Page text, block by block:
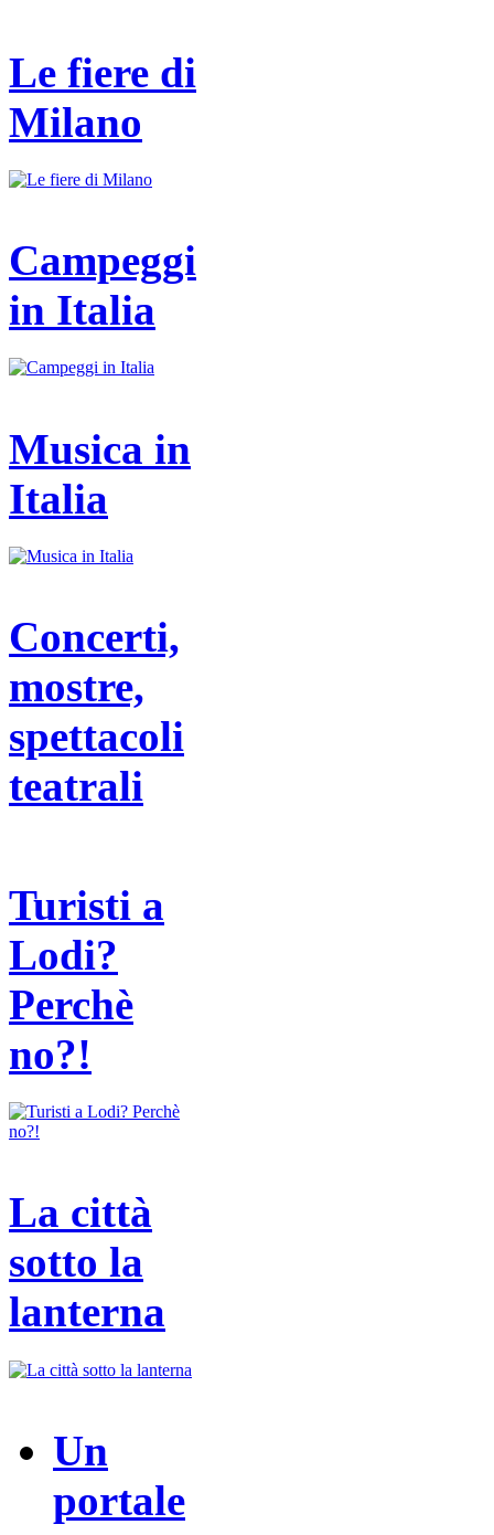
Le fiere di
Milano
Campeggi
in Italia
Musica in
Italia
Concerti,
mostre,
spettacoli
teatrali
Turisti a
Lodi?
Perchè
no?!
La città
sotto la
lanterna
Un
portale